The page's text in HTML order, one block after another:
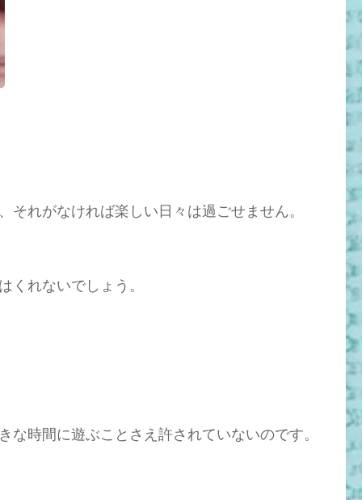
れがなければ楽しい日々は過ごせません。
くれないでしょう。
時間に遊ぶことさえ許されていないのです。